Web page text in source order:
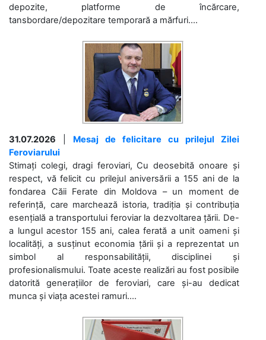
depozite, platforme de încărcare,
tansbordare/depozitare temporară a mărfuri....
31.07.2026
Mesaj de felicitare cu prilejul Zilei
Feroviarului
Stimați colegi, dragi feroviari, Cu deosebită onoare și
respect, vă felicit cu prilejul aniversării a 155 ani de la
fondarea Căii Ferate din Moldova – un moment de
referință, care marchează istoria, tradiția și contribuția
esențială a transportului feroviar la dezvoltarea țării. De-
a lungul acestor 155 ani, calea ferată a unit oameni și
localități, a susținut economia țării și a reprezentat un
simbol al responsabilității, disciplinei și
profesionalismului. Toate aceste realizări au fost posibile
datorită generațiilor de feroviari, care și-au dedicat
munca și viața acestei ramuri....